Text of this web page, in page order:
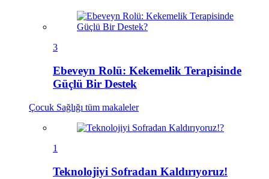
3
Ebeveyn Rolü: Kekemelik Terapisinde
Güçlü Bir Destek
Çocuk Sağlığı tüm makaleler
1
Teknolojiyi Sofradan Kaldırıyoruz!